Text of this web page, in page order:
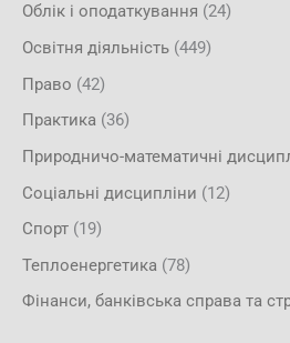
Облік і оподаткування (24)
Освітня діяльність (449)
Право (42)
Практика (36)
Природничо-математичні
Соціальні дисципліни (12)
Спорт (19)
Теплоенергетика (78)
Фінанси, банківська справа та